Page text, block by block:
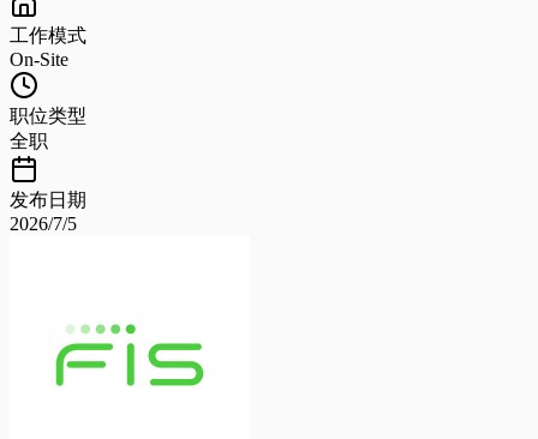
工作模式
On-Site
职位类型
全职
发布日期
2026/7/5